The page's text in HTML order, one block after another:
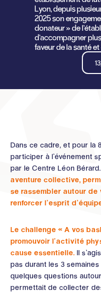
Lyon, depuis
2025 son
donateur » de
d’accompagner
faveur de la santé
Dans ce cadre, et pour la
participer à l’événement
par le Centre Léon
aventure collective,
se rassembler autour de
renforcer l’esprit
Le challenge « A vos
promouvoir l'activité
cause essentielle. Il
pas durant les 3
quelques questions
permettait de collecter